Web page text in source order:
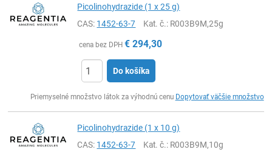
Picolinohydrazide (1 x 25 g)
CAS: 1452-63-7 Kat. č.: R003B9M,25g
cena bez DPH € 294,30
Do košíka
Priemyselné množstvo látok za výhodnú cenu Dopytovať väčšie množstvo
Picolinohydrazide (1 x 10 g)
CAS: 1452-63-7 Kat. č.: R003B9M,10g